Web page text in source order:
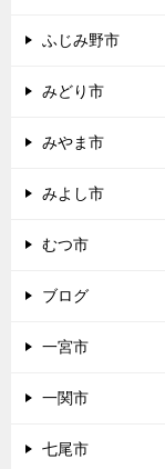
ふじみ野市
みどり市
みやま市
みよし市
むつ市
ブログ
一宮市
一関市
七尾市